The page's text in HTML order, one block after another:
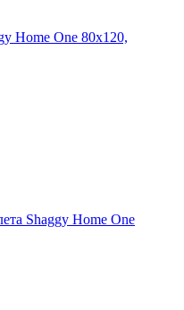
Home One 80х120,
Shaggy Home One